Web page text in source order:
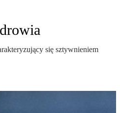
się sztywnieniem